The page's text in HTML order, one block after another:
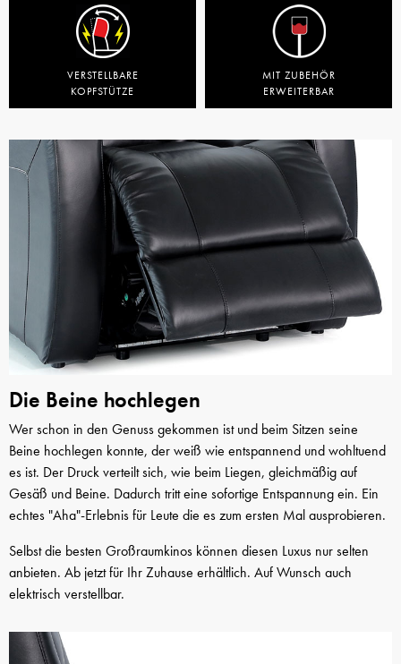
VERSTELLBARE
KOPFSTÜTZE
MIT ZUBEHÖR
ERWEITERBAR
Die Beine hochlegen
Wer schon in den Genuss gekommen ist und beim Sitzen seine
Beine hochlegen konnte, der weiß wie entspannend und wohltuend
es ist. Der Druck verteilt sich, wie beim Liegen, gleichmäßig auf
Gesäß und Beine. Dadurch tritt eine sofortige Entspannung ein. Ein
echtes "Aha"-Erlebnis für Leute die es zum ersten Mal ausprobieren.
Selbst die besten Großraumkinos können diesen Luxus nur selten
anbieten. Ab jetzt für Ihr Zuhause erhältlich. Auf Wunsch auch
elektrisch verstellbar.